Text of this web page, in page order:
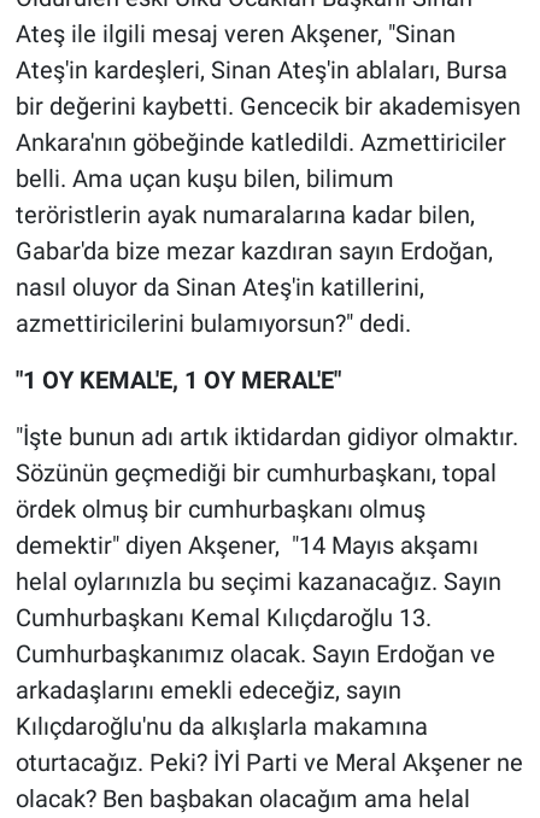
Ateş ile ilgili mesaj veren Akşener, "Sinan
Ateş'in kardeşleri, Sinan Ateş'in ablaları, Bursa
bir değerini kaybetti. Gencecik bir akademisyen
Ankara'nın göbeğinde katledildi. Azmettiriciler
belli. Ama uçan kuşu bilen, bilimum
teröristlerin ayak numaralarına kadar bilen,
Gabar'da bize mezar kazdıran sayın Erdoğan,
nasıl oluyor da Sinan Ateş'in katillerini,
azmettiricilerini bulamıyorsun?" dedi.
"1 OY KEMAL'E, 1 OY MERAL'E"
"İşte bunun adı artık iktidardan gidiyor olmaktır.
Sözünün geçmediği bir cumhurbaşkanı, topal
ördek olmuş bir cumhurbaşkanı olmuş
demektir" diyen Akşener, "14 Mayıs akşamı
helal oylarınızla bu seçimi kazanacağız. Sayın
Cumhurbaşkanı Kemal Kılıçdaroğlu 13.
Cumhurbaşkanımız olacak. Sayın Erdoğan ve
arkadaşlarını emekli edeceğiz, sayın
Kılıçdaroğlu'nu da alkışlarla makamına
oturtacağız. Peki? İYİ Parti ve Meral Akşener ne
olacak? Ben başbakan olacağım ama helal